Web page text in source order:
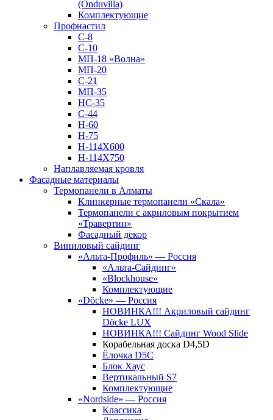
(Onduvilla)
Комплектующие
Профнастил
С-8
С-10
МП-18 «Волна»
МП-20
С-21
МП-35
НС-35
С-44
Н-60
Н-75
Н-114Х600
Н-114Х750
Наплавляемая кровля
Фасадные материалы
Термопанели в Алматы
Клинкерные термопанели «Скала»
Термопанели с акриловым покрытием
«Травертин»
Фасадный декор
Виниловый сайдинг
«Альта-Профиль» — Россия
«Альта-Сайдинг»
«Blockhouse»
Комплектующие
«Döcke» — Россия
НОВИНКА!!! Акриловый сайдинг
Döcke LUX
НОВИНКА!!! Сайдинг Wood Slide
Корабельная доска D4,5D
Ёлочка D5C
Блок Хаус
Вертикальный S7
Комплектующие
«Nordside» — Россия
Классика